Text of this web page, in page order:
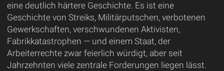
eine deutlich härtere Geschichte. Es ist eine
Geschichte von Streiks, Militärputschen, verbotenen
Gewerkschaften, verschwundenen Aktivisten,
Fabrikkatastrophen — und einem Staat, der
Arbeiterrechte zwar feierlich würdigt, aber seit
Jahrzehnten viele zentrale Forderungen liegen lässt.